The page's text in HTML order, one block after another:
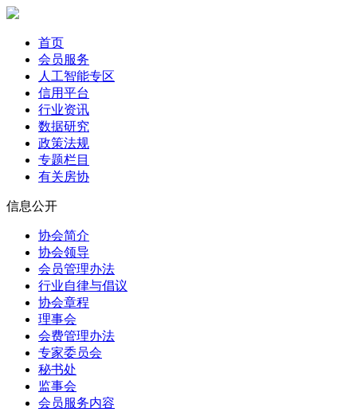
首页
会员服务
人工智能专区
信用平台
行业资讯
数据研究
政策法规
专题栏目
有关房协
信息公开
协会简介
协会领导
会员管理办法
行业自律与倡议
协会章程
理事会
会费管理办法
专家委员会
秘书处
监事会
会员服务内容